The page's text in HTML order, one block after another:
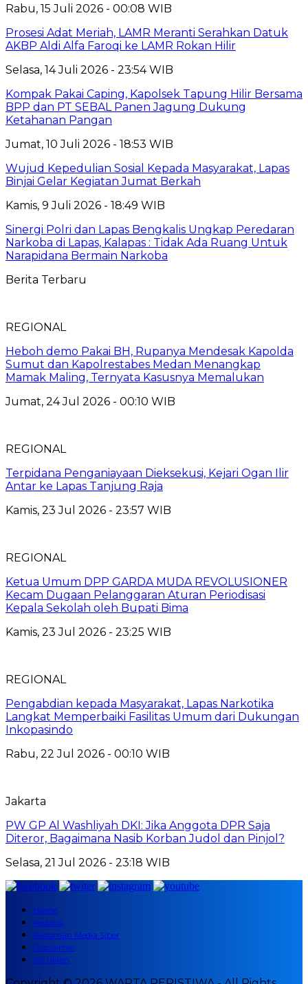
Rabu, 15 Juli 2026 - 00:08 WIB
Prosesi Adat Meriah, LAMR Meranti Serahkan Datuk
AKBP Aldi Alfa Faroqi ke LAMR Rokan Hilir
Selasa, 14 Juli 2026 - 23:54 WIB
Kompak Pakai Caping, Kapolsek Tapung Hilir Bersama
BPP dan PT SEBAL Panen Jagung Dukung
Ketahanan Pangan
Jumat, 10 Juli 2026 - 18:53 WIB
Wujud Kepedulian Sosial Kepada Masyarakat, Lapas
Binjai Gelar Kegiatan Jumat Berkah
Kamis, 9 Juli 2026 - 18:49 WIB
Sinergi Polri dan Lapas Bengkalis Ungkap Peredaran
Narkoba di Lapas, Kalapas : Tidak Ada Ruang Untuk
Narapidana Bermain Narkoba
Berita Terbaru
REGIONAL
Heboh demo Pakai BH, Rupanya Mendesak Kapolda
Sumut dan Kapolrestabes Medan Menangkap
Mamak Maling, Ternyata Kasusnya Memalukan
Jumat, 24 Jul 2026 - 00:10 WIB
REGIONAL
Terpidana Penganiayaan Dieksekusi, Kejari Ogan Ilir
Antar ke Lapas Tanjung Raja
Kamis, 23 Jul 2026 - 23:57 WIB
REGIONAL
Ketua Umum DPP GARDA MUDA REVOLUSIONER
Kecam Dugaan Pelanggaran Aturan Periodisasi
Kepala Sekolah oleh Bupati Bima
Kamis, 23 Jul 2026 - 23:25 WIB
REGIONAL
Pengabdian kepada Masyarakat, Lapas Narkotika
Langkat Memperbaiki Fasilitas Umum dari Dukungan
Inkopasindo
Rabu, 22 Jul 2026 - 00:10 WIB
Jakarta
PW GP Al Washliyah DKI: Jika Anggota DPR Saja
Diteror, Bagaimana Nasib Korban Judol dan Pinjol?
Selasa, 21 Jul 2026 - 23:18 WIB
Home
Redaksi
Pedoman Media Siber
Disclaimer
Info Iklan